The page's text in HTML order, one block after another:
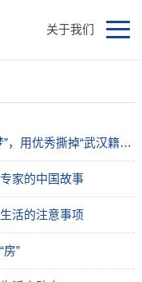
关于我们
获奖无数的优秀女孩执着东瀛“留学梦”，用优秀撕掉“武汉籍”特殊标签
家的中国故事
活的注意事项
房”